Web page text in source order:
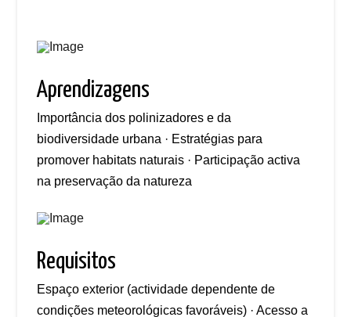
Aprendizagens
Importância dos polinizadores e da
biodiversidade urbana · Estratégias para
promover habitats naturais · Participação activa
na preservação da natureza
Requisitos
Espaço exterior (actividade dependente de
condições meteorológicas favoráveis) · Acesso a